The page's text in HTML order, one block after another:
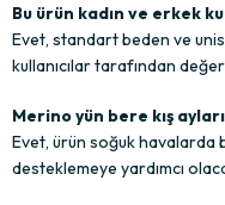
Bu ürün kadın ve erkek
Evet, standart beden ve
kullanıcılar tarafından
Merino yün bere kış
Evet, ürün soğuk havalarda
desteklemeye yardımcı